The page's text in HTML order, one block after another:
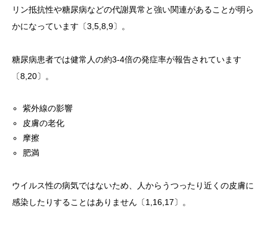
リン抵抗性や糖尿病などの代謝異常と強い関連があることが明ら
かになっています〔3,5,8,9〕。
糖尿病患者では健常人の約3-4倍の発症率が報告されています
〔8,20〕。
紫外線の影響
皮膚の老化
摩擦
肥満
ウイルス性の病気ではないため、人からうつったり近くの皮膚に
感染したりすることはありません〔1,16,17〕。